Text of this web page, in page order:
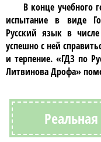
В конце учебного
испытание в виде
Русский языкв числе
успешно с ней
и терпение.«ГДЗ по
Литвинова Дрофа»